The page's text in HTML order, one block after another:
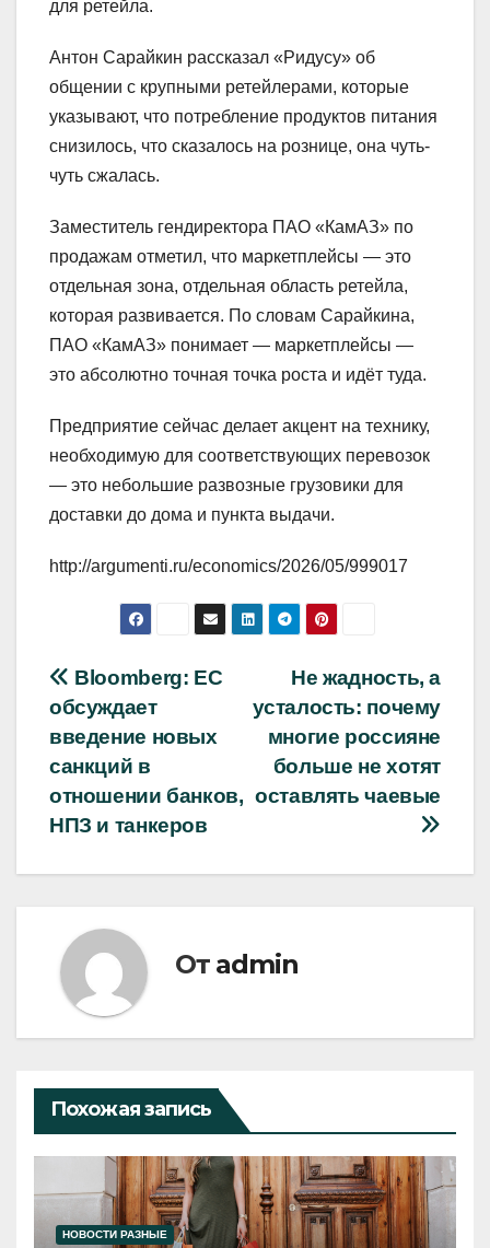
для ретейла.
Антон Сарайкин рассказал «Ридусу» об
общении с крупными ретейлерами, которые
указывают, что потребление продуктов питания
снизилось, что сказалось на рознице, она чуть-
чуть сжалась.
Заместитель гендиректора ПАО «КамАЗ» по
продажам отметил, что маркетплейсы — это
отдельная зона, отдельная область ретейла,
которая развивается. По словам Сарайкина,
ПАО «КамАЗ» понимает — маркетплейсы —
это абсолютно точная точка роста и идёт туда.
Предприятие сейчас делает акцент на технику,
необходимую для соответствующих перевозок
— это небольшие развозные грузовики для
доставки до дома и пункта выдачи.
http://argumenti.ru/economics/2026/05/999017
Навигация
по
записям
Не жадность, а
усталость: почему
многие россияне
больше не хотят
оставлять чаевые
Bloomberg: ЕС
обсуждает
введение новых
санкций в
отношении банков,
НПЗ и танкеров
От admin
Похожая запись
НОВОСТИ РАЗНЫЕ